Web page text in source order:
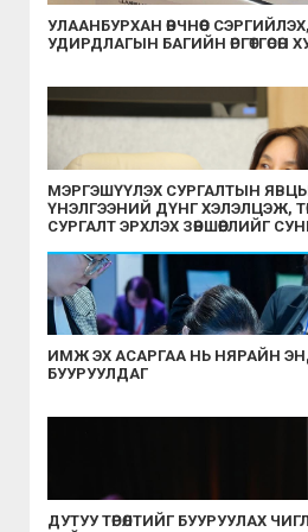
УЛААНБУРХАН ӨВЧНӨӨС
УДИРДЛАГЫН БАГИЙН ӨРГӨТГӨСӨН
МЭРГЭШҮҮЛЭХ СУРГАЛТЫН
ҮНЭЛГЭЭНИЙ ДҮНГ ХЭЛЭЛЦЭЖ,
СУРГАЛТ ЭРХЛЭХ ЗӨВШӨӨРЛИЙГ
ИМЖ ЭХ АСАРГАА НЬ НЯРАЙН
БУУРУУЛДАГ
ДУТУУ ТӨРӨЛТИЙГ БУУРУУЛАХ